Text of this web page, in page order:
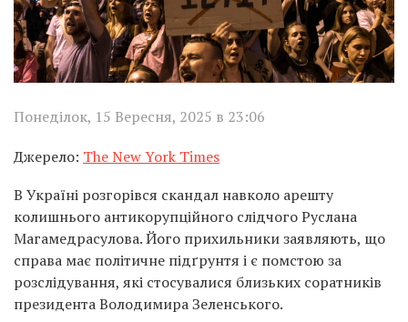
Понеділок, 15 Вересня, 2025 в 23:06
Джерело: The New York Times
В Україні розгорівся скандал навколо арешту
колишнього антикорупційного слідчого Руслана
Магамедрасулова. Його прихильники заявляють, що
справа має політичне підґрунтя і є помстою за
розслідування, які стосувалися близьких соратників
президента Володимира Зеленського.